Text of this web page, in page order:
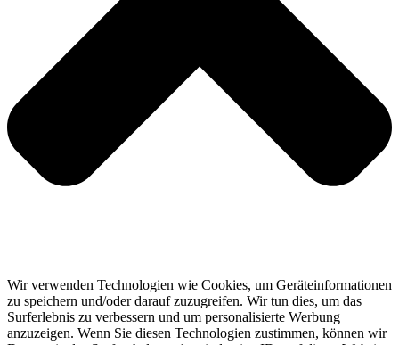
Wir verwenden Technologien wie Cookies, um Geräteinformationen
zu speichern und/oder darauf zuzugreifen. Wir tun dies, um das
Surferlebnis zu verbessern und um personalisierte Werbung
anzuzeigen. Wenn Sie diesen Technologien zustimmen, können wir